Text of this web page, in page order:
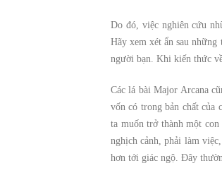
Do đó, việc nghiên cứu
Hãy xem xét ẩn sau
người bạn. Khi kiến thức
Các lá bài Major Arcana
vốn có trong bản chất của
ta muốn trở thành một
nghịch cảnh, phải làm
hơn tới giác ngộ. Đây